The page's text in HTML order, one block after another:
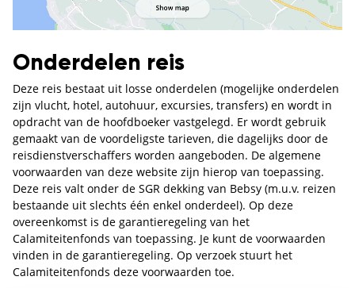
Onderdelen reis
Deze reis bestaat uit losse onderdelen (mogelijke onderdelen
zijn vlucht, hotel, autohuur, excursies, transfers) en wordt in
opdracht van de hoofdboeker vastgelegd. Er wordt gebruik
gemaakt van de voordeligste tarieven, die dagelijks door de
reisdienstverschaffers worden aangeboden. De algemene
voorwaarden van deze website zijn hierop van toepassing.
Deze reis valt onder de SGR dekking van Bebsy (m.u.v. reizen
bestaande uit slechts één enkel onderdeel). Op deze
overeenkomst is de garantieregeling van het
Calamiteitenfonds van toepassing. Je kunt de voorwaarden
vinden in de garantieregeling. Op verzoek stuurt het
Calamiteitenfonds deze voorwaarden toe.